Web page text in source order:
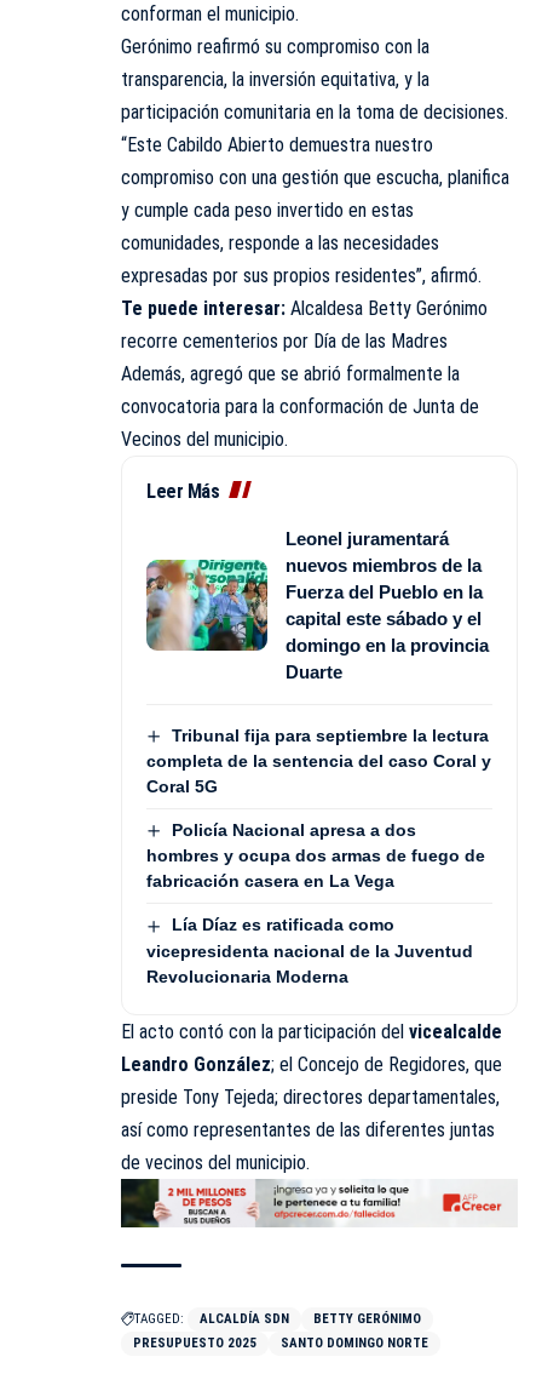
conforman el municipio.
Gerónimo reafirmó su compromiso con la
transparencia, la inversión equitativa, y la
participación comunitaria en la toma de decisiones.
“Este Cabildo Abierto demuestra nuestro
compromiso con una gestión que escucha, planifica
y cumple cada peso invertido en estas
comunidades, responde a las necesidades
expresadas por sus propios residentes”, afirmó.
Te puede interesar: Alcaldesa Betty Gerónimo
recorre cementerios por Día de las Madres
Además, agregó que se abrió formalmente la
convocatoria para la conformación de Junta de
Vecinos del municipio.
Leer Más
Leonel juramentará
nuevos miembros de la
Fuerza del Pueblo en la
capital este sábado y el
domingo en la provincia
Duarte
Tribunal fija para septiembre la lectura
completa de la sentencia del caso Coral y
Coral 5G
Policía Nacional apresa a dos
hombres y ocupa dos armas de fuego de
fabricación casera en La Vega
Lía Díaz es ratificada como
vicepresidenta nacional de la Juventud
Revolucionaria Moderna
El acto contó con la participación del vicealcalde
Leandro González; el Concejo de Regidores, que
preside Tony Tejeda; directores departamentales,
así como representantes de las diferentes juntas
de vecinos del municipio.
TAGGED: ALCALDÍA SDN
BETTY GERÓNIMO
PRESUPUESTO 2025
SANTO DOMINGO NORTE